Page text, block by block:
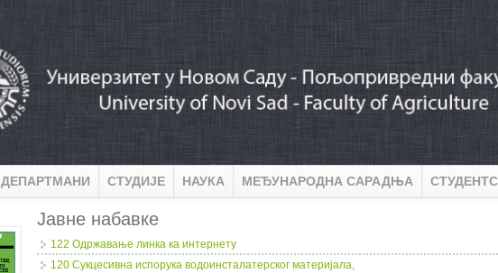
ДЕПАРТМАНИ СТУДИЈЕ НАУКА МЕЂУНАРОДНА САРАДЊА
Јавне набавке
122 Одржавање линка ка интернету
120 Сукцесивна испорука водоинсталатерског материјала,